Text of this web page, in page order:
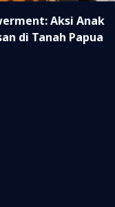
Aksi Anak
di Tanah Papua